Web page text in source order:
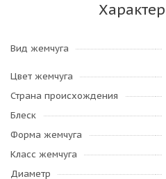
Вид жемчуга
Цвет жемчуга
Страна происхождения
Блеск
Форма жемчуга
Класс жемчуга
Диаметр